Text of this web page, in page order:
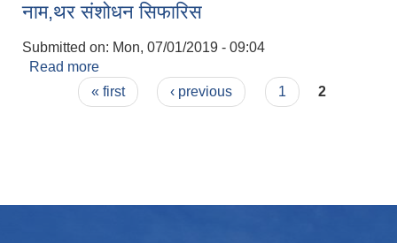
नाम,थर संशोधन सिफारिस
Submitted on: Mon, 07/01/2019 - 09:04
Read more
Pages« first ‹ previous 1 2